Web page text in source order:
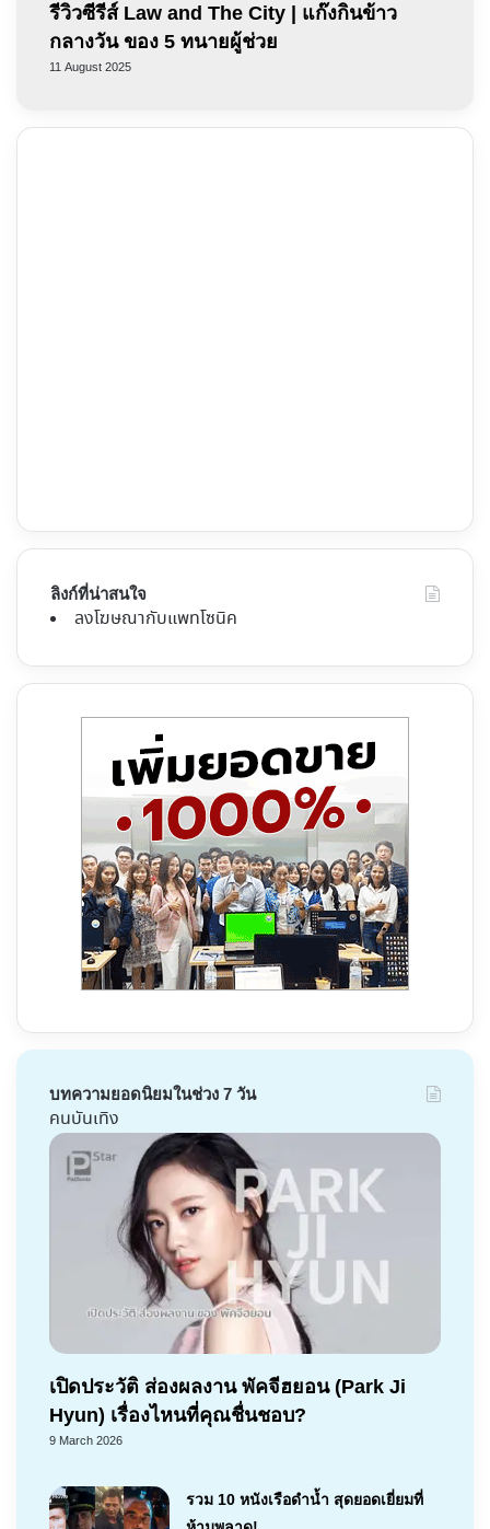
รีวิวซีรีส์ Law and The City | แก๊งกินข้าว
กลางวัน ของ 5 ทนายผู้ช่วย
11 August 2025
ลิงก์ที่น่าสนใจ
ลงโฆษณากับแพทโซนิค
บทความยอดนิยมในช่วง 7 วัน
คนบันเทิง
เปิดประวัติ ส่องผลงาน พัคจีฮยอน (Park Ji
Hyun) เรื่องไหนที่คุณชื่นชอบ?
9 March 2026
รวม 10 หนังเรือดำน้ำ สุดยอดเยี่ยมที่